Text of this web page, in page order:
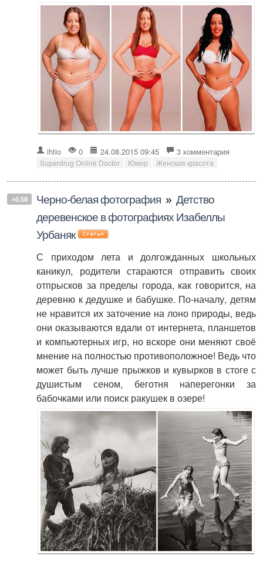
ihtio 0 24.08.2015 09:45 3 комментария
Superdrug Online Doctor Юмор Женская красота
+0.58 Черно-белая фотография » Детство
деревенское в фотографиях Изабеллы
Урбаняк
С приходом лета и долгожданных школьных
каникул, родители стараются отправить своих
отпрысков за пределы города, как говорится, на
деревню к дедушке и бабушке. По-началу, детям
не нравится их заточение на лоно природы, ведь
они оказываются вдали от интернета, планшетов
и компьютерных игр, но вскоре они меняют своё
мнение на полностью противоположное! Ведь что
может быть лучше прыжков и кувырков в стоге с
душистым сеном, беготня наперегонки за
бабочками или поиск ракушек в озере!